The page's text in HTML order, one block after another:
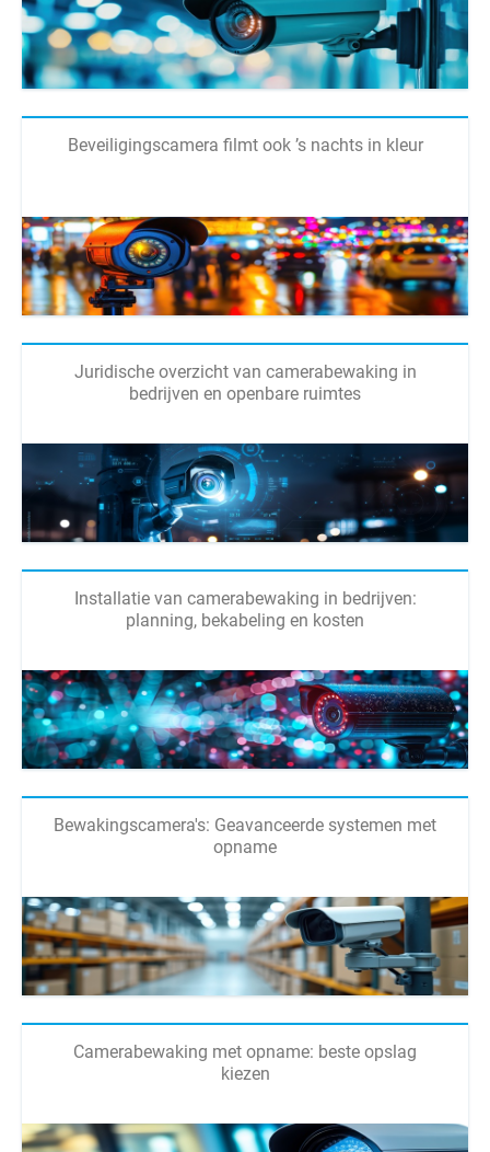
Beveiligingscamera filmt ook ’s nachts in kleur
Juridische overzicht van camerabewaking in
bedrijven en openbare ruimtes
Installatie van camerabewaking in bedrijven:
planning, bekabeling en kosten
Bewakingscamera's: Geavanceerde systemen met
opname
Camerabewaking met opname: beste opslag
kiezen